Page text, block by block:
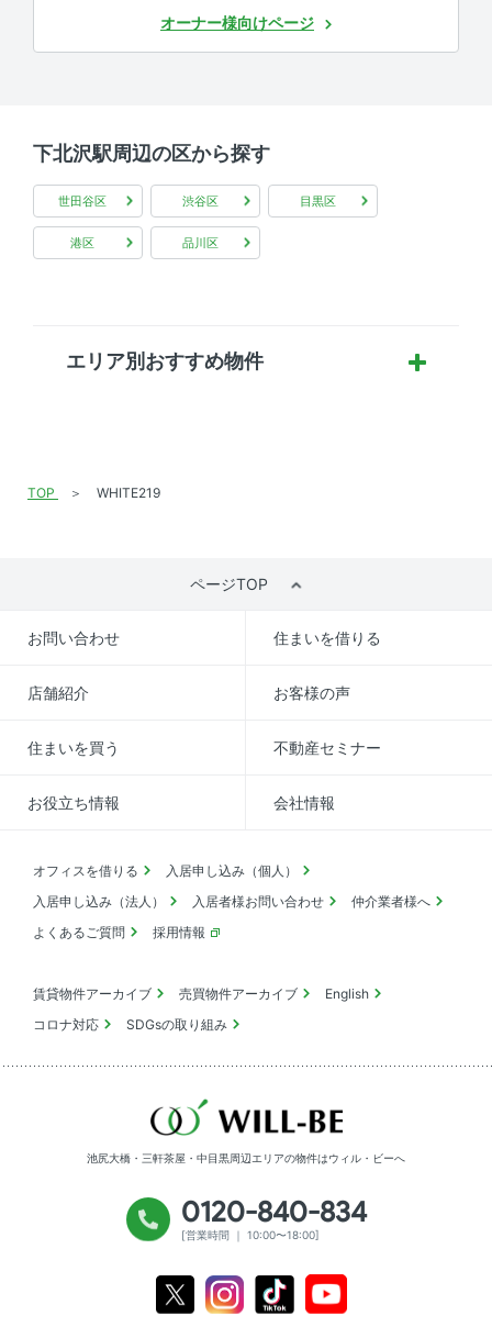
オーナー様向けページ
下北沢駅周辺の区から探す
世田谷区 渋谷区 目黒区
港区 品川区
エリア別おすすめ物件
TOP WHITE219
ページTOP
お問い合わせ 住まいを借りる
店舗紹介 お客様の声
住まいを買う 不動産セミナー
お役立ち情報 会社情報
オフィスを借りる
入居申し込み（個人）
入居申し込み（法人）
入居者様お問い合わせ
仲介業者様へ
よくあるご質問
採用情報
賃貸物件アーカイブ 売買物件アーカイブ
English
コロナ対応
SDGsの取り組み
池尻大橋・三軒茶屋・中目黒周辺エリアの物件はウィル・ビーへ
0120-840-834
[営業時間 ｜ 10:00〜18:00]
InstagramTiktok